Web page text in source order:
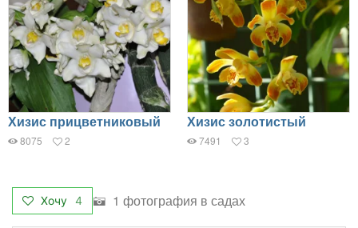
Хизис прицветниковый
8075 2
Хизис золотистый
7491 3
Хочу 4 1 фотография в садах